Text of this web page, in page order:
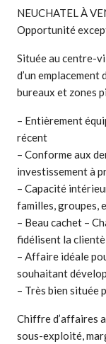
NEUCHATEL À
Opportunité
Située au centre-
d’un emplacement
bureaux et zones
– Entièrement
récent
– Conforme aux
investissement à
– Capacité
familles, groupes,
– Beau cachet –
fidélisent la
– Affaire idéale
souhaitant
– Très bien située
Chiffre d’affaires
sous-exploité,